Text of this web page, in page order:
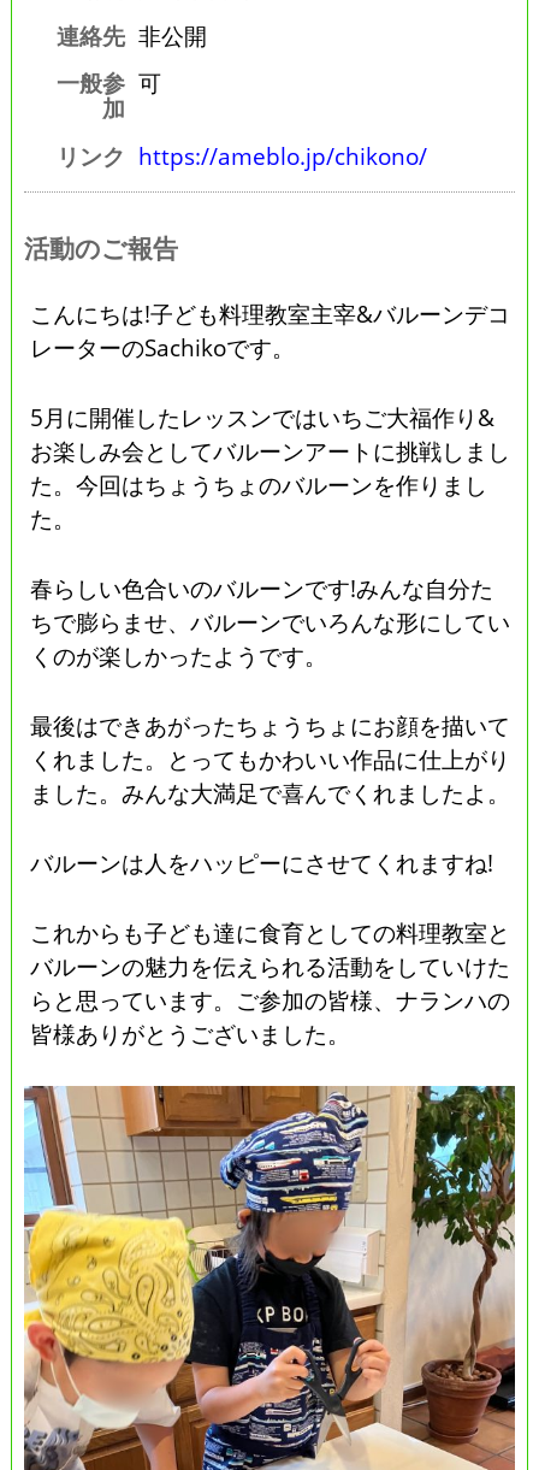
連絡先 非公開
一般参
加
可
リンク https://ameblo.jp/chikono/
活動のご報告
こんにちは!子ども料理教室主宰&バルーンデコ
レーターのSachikoです。
5月に開催したレッスンではいちご大福作り&
お楽しみ会としてバルーンアートに挑戦しまし
た。今回はちょうちょのバルーンを作りまし
た。
春らしい色合いのバルーンです!みんな自分た
ちで膨らませ、バルーンでいろんな形にしてい
くのが楽しかったようです。
最後はできあがったちょうちょにお顔を描いて
くれました。とってもかわいい作品に仕上がり
ました。みんな大満足で喜んでくれましたよ。
バルーンは人をハッピーにさせてくれますね!
これからも子ども達に食育としての料理教室と
バルーンの魅力を伝えられる活動をしていけた
らと思っています。ご参加の皆様、ナランハの
皆様ありがとうございました。